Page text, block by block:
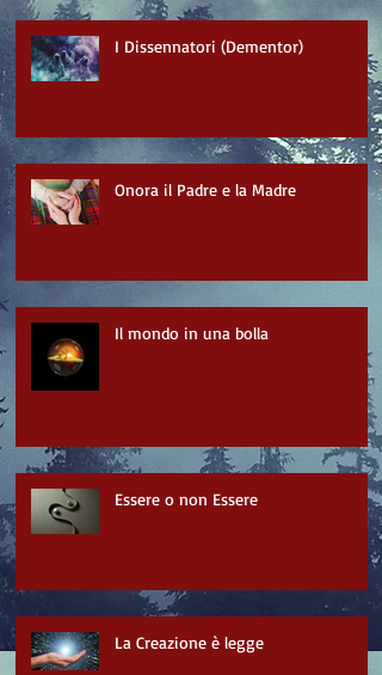
I Dissennatori (Dementor)
Onora il Padre e la Madre
Il mondo in una bolla
Essere o non Essere
La Creazione è legge